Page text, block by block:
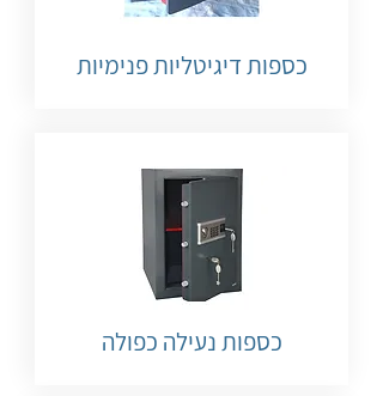
כספות דיגיטליות פנימיות
כספות נעילה כפולה